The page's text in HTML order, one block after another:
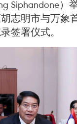
Siphandone）
志明市与万象
签署仪式。